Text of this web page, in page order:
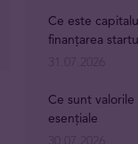
Ce este
finanțarea
Ce sunt
esențiale